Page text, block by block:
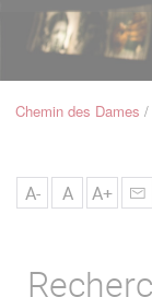
Navigation
Fil
Chemin des Dames
A- A A+